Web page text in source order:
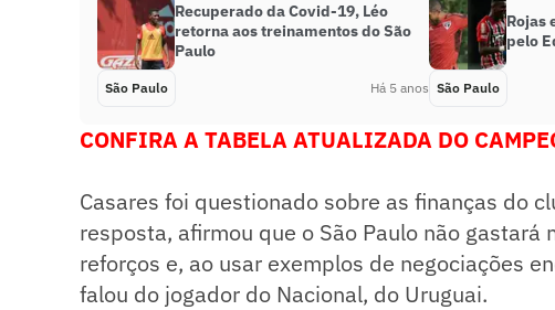
Recuperado da Covid-19, Léo
retorna aos treinamentos do São
Paulo
São Paulo Há 5 anos
Rojas
pelo
São Paulo
CONFIRA A TABELA ATUALIZADA DO
Casares foi questionado sobre as finanças do
resposta, afirmou que o São Paulo não
reforços e, ao usar exemplos de negociações
falou do jogador do Nacional, do Uruguai.